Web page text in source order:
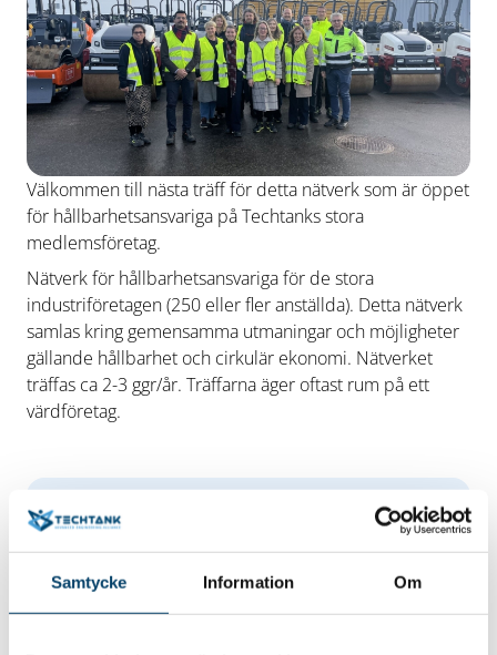
Samtycke Information Om
Välkommen till nästa träff för detta nätverk som är öppet
för hållbarhetsansvariga på Techtanks stora
medlemsföretag.
Nätverk för hållbarhetsansvariga för de stora
industriföretagen (250 eller fler anställda). Detta nätverk
samlas kring gemensamma utmaningar och möjligheter
gällande hållbarhet och cirkulär ekonomi. Nätverket
träffas ca 2-3 ggr/år. Träffarna äger oftast rum på ett
värdföretag.
Datum/tid
2026-02-26
26 februari 2026 kl. 9-12
Plats